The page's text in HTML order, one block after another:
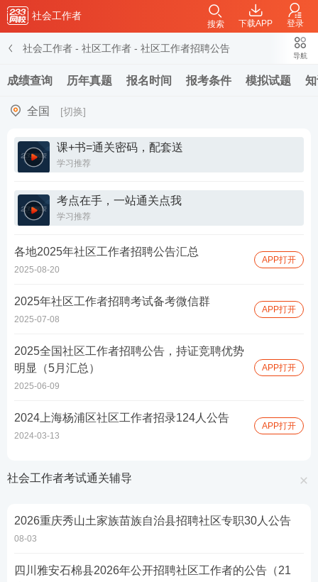
社会工作者
下载APP 登录
搜索
社会工作者 - 社区工作者 - 社区工作者招聘公告
成绩查询 历年真题 报名时间 报考条件 模拟试题
导航
全国 [切换]
课+书=通关密码，配套送
学习推荐
考点在手，一站通关点我
学习推荐
各地2025年社区工作者招聘公告汇总
2025-08-20
APP打开
2025年社区工作者招聘考试备考微信群
2025-07-08
APP打开
2025全国社区工作者招聘公告，持证竞聘优势
明显（5月汇总）
2025-06-09
APP打开
2024上海杨浦区社区工作者招录124人公告
2024-03-13
APP打开
社会工作者考试通关辅导
2026重庆秀山土家族苗族自治县招聘社区专职30人公告
08-03
四川雅安石棉县2026年公开招聘社区工作者的公告（21